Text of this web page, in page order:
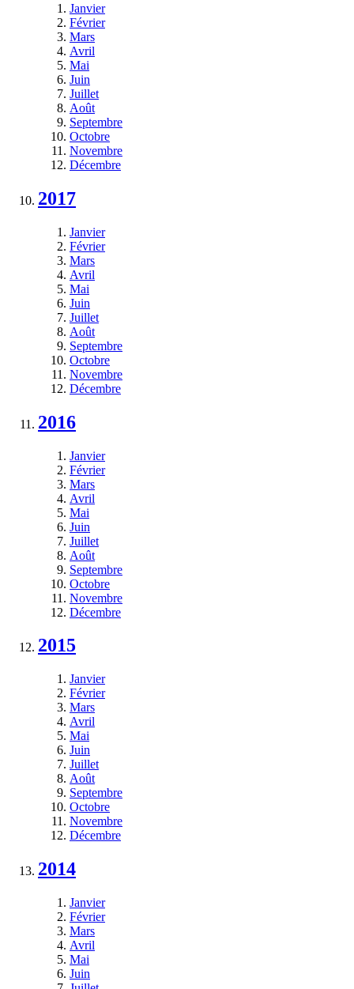
Janvier
Février
Mars
Avril
Mai
Juin
Juillet
Août
Septembre
Octobre
Novembre
Décembre
2017
Janvier
Février
Mars
Avril
Mai
Juin
Juillet
Août
Septembre
Octobre
Novembre
Décembre
2016
Janvier
Février
Mars
Avril
Mai
Juin
Juillet
Août
Septembre
Octobre
Novembre
Décembre
2015
Janvier
Février
Mars
Avril
Mai
Juin
Juillet
Août
Septembre
Octobre
Novembre
Décembre
2014
Janvier
Février
Mars
Avril
Mai
Juin